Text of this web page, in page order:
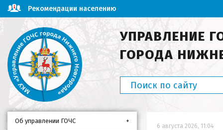
Рекомендации населению
УПРАВЛЕНИЕ
ГОРОДА
Об управлении ГОЧС
6 августа 2026, 11:04